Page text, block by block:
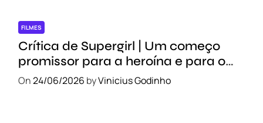
FILMES
Crítica de Supergirl | Um começo
promissor para a heroína e para o
novo DCU
On24/06/2026 byVinicius Godinho